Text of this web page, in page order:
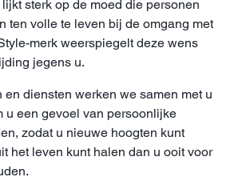
sterk op de moed die personen
ten volle te leven bij de omgang met
merk weerspiegelt deze wens
jegens u.
diensten werken we samen met u
u een gevoel van persoonlijke
zodat u nieuwe hoogten kunt
het leven kunt halen dan u ooit voor